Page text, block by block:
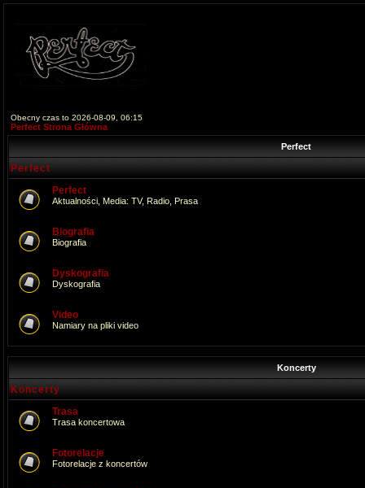
Obecny czas to 2026-08-09, 06:15
Perfect Strona Główna
Perfect
Perfect
Perfect
Aktualności, Media: TV, Radio, Prasa
Biografia
Biografia
Dyskografia
Dyskografia
Video
Namiary na pliki video
Koncerty
Koncerty
Trasa
Trasa koncertowa
Fotorelacje
Fotorelacje z koncertów